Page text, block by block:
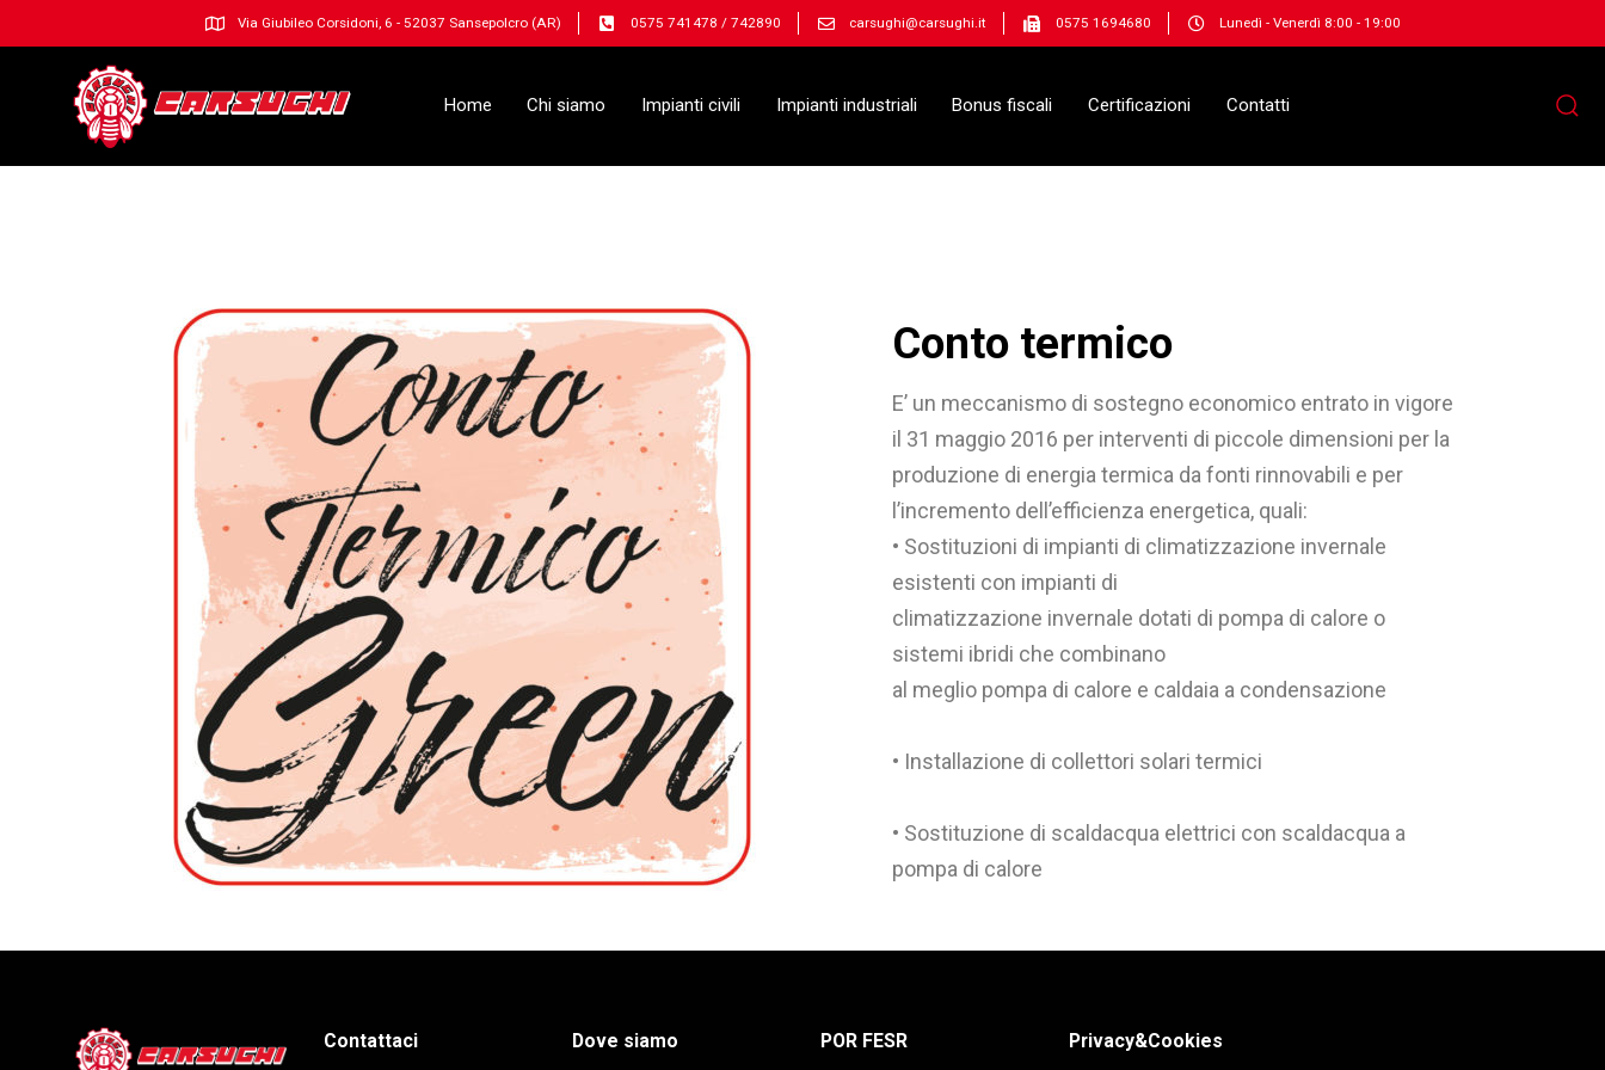
Via Giubileo Corsidoni, 6 - 52037 Sansepolcro (AR) 0575 741478 / 742890 carsughi@carsughi.it 0575 1694680 Lunedì - Venerdì 8:00 - 19:00
Home Chi siamo Impianti civili Impianti industriali Bonus fiscali Certificazioni Contatti
Conto termico
E’ un meccanismo di sostegno economico entrato in vigore
il 31 maggio 2016 per interventi di piccole dimensioni per la
produzione di energia termica da fonti rinnovabili e per
l’incremento dell’efficienza energetica, quali:
• Sostituzioni di impianti di climatizzazione invernale
esistenti con impianti di
climatizzazione invernale dotati di pompa di calore o
sistemi ibridi che combinano
al meglio pompa di calore e caldaia a condensazione
• Installazione di collettori solari termici
• Sostituzione di scaldacqua elettrici con scaldacqua a
pompa di calore
Contattaci Dove siamo POR FESR Privacy&Cookies